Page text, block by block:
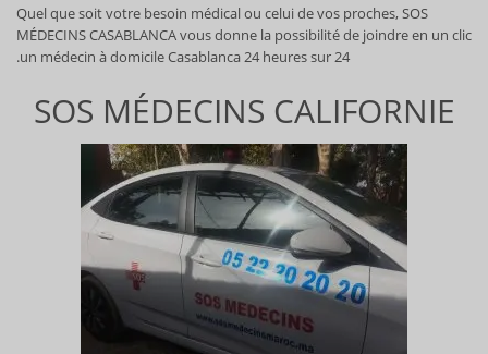
Quel que soit votre besoin médical ou celui de vos proches, SOS
MÉDECINS CASABLANCA vous donne la possibilité de joindre en un clic
un médecin à domicile Casablanca 24 heures sur 24.
SOS MÉDECINS CALIFORNIE